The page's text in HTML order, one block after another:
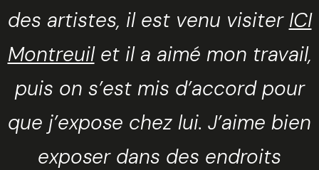
des artistes, il est venu visiter ICI
Montreuilet il a aimé mon travail,
puis on s’est mis d’accord pour
que j’expose chez lui. J’aime bien
exposer dans des endroits